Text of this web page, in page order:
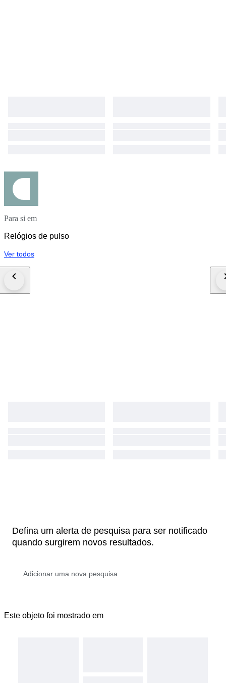
Para si em
Relógios de pulso
Ver todos
Defina um alerta de pesquisa para ser notificado
quando surgirem novos resultados.
Este objeto foi mostrado em